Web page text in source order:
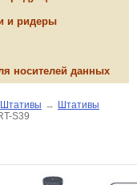
и ридеры
носителей данных
Штативы → Штативы
S39